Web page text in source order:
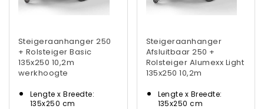
Steigeraanhanger 250
+ Rolsteiger Basic
135x250 10,2m
werkhoogte
Lengte x Breedte:
135x250 cm
Steigeraanhanger
Afsluitbaar 250 +
Rolsteiger Alumexx Light
135x250 10,2m
Lengte x Breedte:
135x250 cm